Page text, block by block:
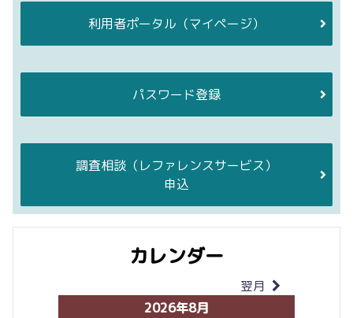
利用者ポータル （マイページ）
パスワード登録
調査相談 （レファレンスサービス）
申込
カレンダー
翌月
2026年8月